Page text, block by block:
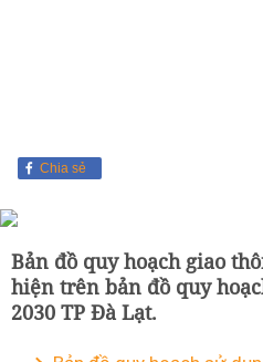
Chia sẻ
Bản đồ quy hoạch giao
hiện trên bản đồ quy
2030 TP Đà Lạt.